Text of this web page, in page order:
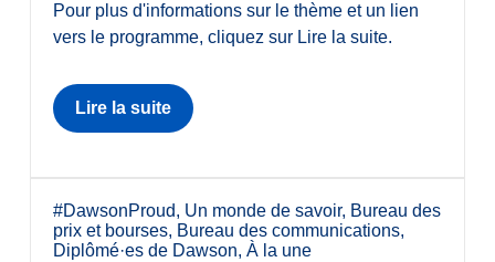
Pour plus d'informations sur le thème et un lien
vers le programme, cliquez sur Lire la suite.
Lire la suite
#DawsonProud, Un monde de savoir, Bureau des
prix et bourses, Bureau des communications,
Diplômé·es de Dawson, À la une